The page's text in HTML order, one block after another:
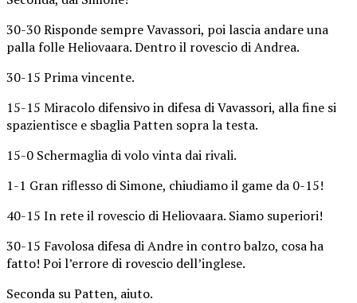
30-30 Risponde sempre Vavassori, poi lascia andare una
palla folle Heliovaara. Dentro il rovescio di Andrea.
30-15 Prima vincente.
15-15 Miracolo difensivo in difesa di Vavassori, alla fine si
spazientisce e sbaglia Patten sopra la testa.
15-0 Schermaglia di volo vinta dai rivali.
1-1 Gran riflesso di Simone, chiudiamo il game da 0-15!
40-15 In rete il rovescio di Heliovaara. Siamo superiori!
30-15 Favolosa difesa di Andre in contro balzo, cosa ha
fatto! Poi l’errore di rovescio dell’inglese.
Seconda su Patten, aiuto.